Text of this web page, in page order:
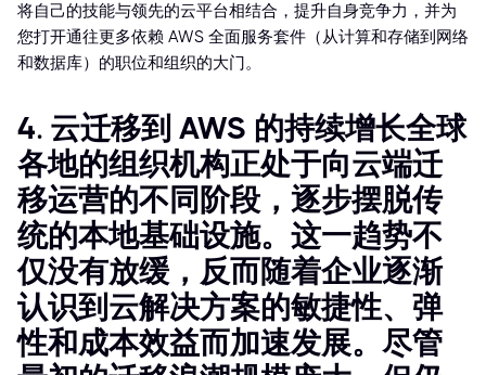
将自己的技能与领先的云平台相结合，提升自身竞争力，并为
您打开通往更多依赖 AWS 全面服务套件（从计算和存储到网络
和数据库）的职位和组织的大门。
4. 云迁移到 AWS 的持续增长全球
各地的组织机构正处于向云端迁
移运营的不同阶段，逐步摆脱传
统的本地基础设施。这一趋势不
仅没有放缓，反而随着企业逐渐
认识到云解决方案的敏捷性、弹
性和成本效益而加速发展。尽管